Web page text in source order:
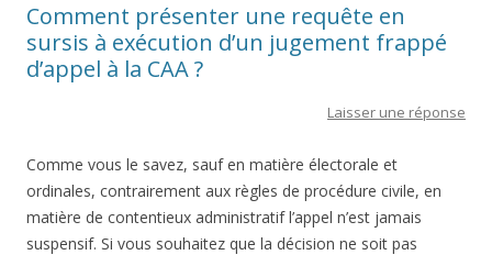
Comment présenter une requête en
sursis à exécution d’un jugement frappé
d’appel à la CAA ?
Laisser une réponse
Comme vous le savez, sauf en matière électorale et
ordinales, contrairement aux règles de procédure civile, en
matière de contentieux administratif l’appel n’est jamais
suspensif. Si vous souhaitez que la décision ne soit pas